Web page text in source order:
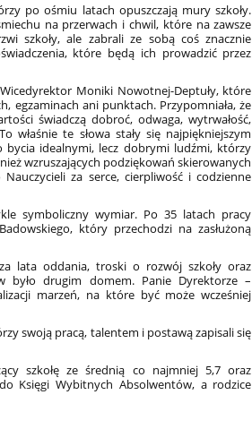
po ośmiu latach opuszczają mury szkoły.
na przerwach i chwil, które na zawsze
szkoły, ale zabrali ze sobą coś znacznie
które będą ich prowadzić przez
Moniki Nowotnej-Deptuły, które
egzaminach ani punktach. Przypomniała, że
świadczą dobroć, odwaga, wytrwałość,
właśnie te słowa stały się najpiękniejszym
bycia idealnymi, lecz dobrymi ludźmi, którzy
wzruszających podziękowań skierowanych
za serce, cierpliwość i codzienne
symboliczny wymiar. Po 35 latach pracy
który przechodzi na zasłużoną
lata oddania, troski o rozwój szkoły oraz
było drugim domem. Panie Dyrektorze –
marzeń, na które być może wcześniej
swoją pracą, talentem i postawą zapisali się
szkołę ze średnią co najmniej 5,7 oraz
Księgi Wybitnych Absolwentów, a rodzice